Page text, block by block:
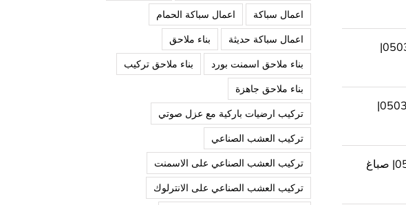
تركيب فورسيلنج في العين |0503418441|
تركيب عشب صناعي العين |0503418441|
شركة صبغ في الشارقة |0503418441| صباغ
اعمال سباكة
اعمال سباكة الحمام
اعمال سباكة حديثة
بناء ملاحق
بناء ملاحق اسمنت بورد
بناء ملاحق تركيب
بناء ملاحق جاهزة
تركيب ارضيات باركية مع عزل صوتي
تركيب العشب الصناعي
تركيب العشب الصناعي على الاسمنت
تركيب العشب الصناعي على الانترلوك